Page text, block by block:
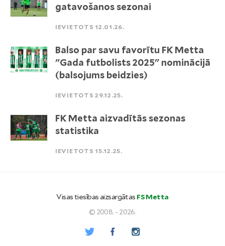
gatavošanos sezonai
IEVIETOTS 12.01.26.
Balso par savu favorītu FK Metta
"Gada futbolists 2025" nominācijā
(balsojums beidzies)
IEVIETOTS 29.12.25.
FK Metta aizvadītās sezonas
statistika
IEVIETOTS 15.12.25.
Visas tiesības aizsargātas FS Metta
© 2008. - 2026.